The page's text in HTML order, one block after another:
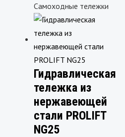
Самоходные тележки
Гидравлическая
тележка из
нержавеющей
стали PROLIFT
NG25